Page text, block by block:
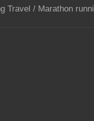
Travel / Marathon